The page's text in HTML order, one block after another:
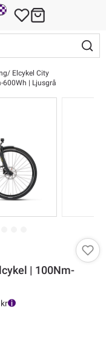
Elcykel City
600Wh | Ljusgrå
| 100Nm-